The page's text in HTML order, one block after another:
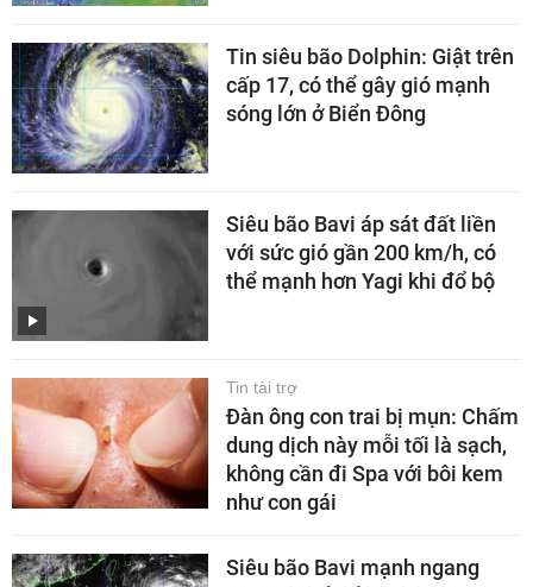
Tin siêu bão Dolphin: Giật trên
cấp 17, có thể gây gió mạnh
sóng lớn ở Biển Đông
Siêu bão Bavi áp sát đất liền
với sức gió gần 200 km/h, có
thể mạnh hơn Yagi khi đổ bộ
Tin tài trợ
Đàn ông con trai bị mụn: Chấm
dung dịch này mỗi tối là sạch,
không cần đi Spa với bôi kem
như con gái
Siêu bão Bavi mạnh ngang